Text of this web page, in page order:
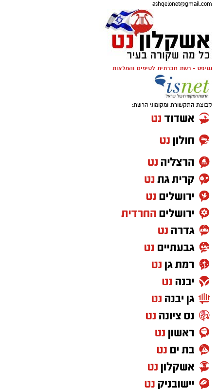
ashqelonet@gmail.com
נטיפס - רשת חברתית לטיפים והמלצות
קבוצת התקשורת ומקומוני הרשת: